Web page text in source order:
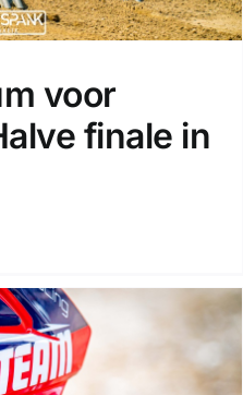
voor
finale in